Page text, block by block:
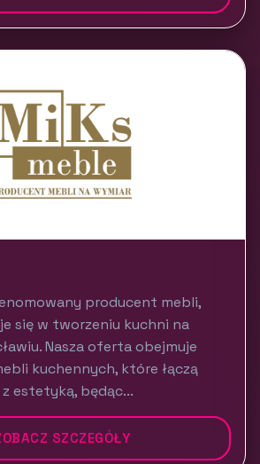
producent mebli,
się w tworzeniu kuchni na
Nasza oferta obejmuje
kuchennych, które łączą
estetyką, będąc...
SZCZEGÓŁY